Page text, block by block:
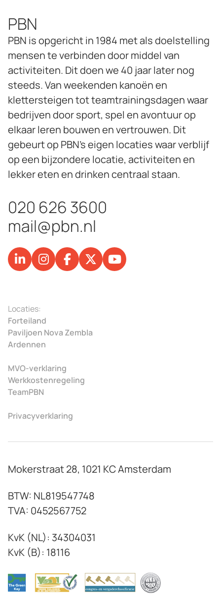
PBN
PBN is opgericht in 1984 met als doelstelling
mensen te verbinden door middel van
activiteiten. Dit doen we 40 jaar later nog
steeds. Van weekenden kanoën en
klettersteigen tot teamtrainingsdagen waar
bedrijven door sport, spel en avontuur op
elkaar leren bouwen en vertrouwen. Dit
gebeurt op PBN’s eigen locaties waar verblijf
op een bijzondere locatie, activiteiten en
lekker eten en drinken centraal staan.
020 626 3600
mail@pbn.nl
Locaties:
Forteiland
Paviljoen Nova Zembla
Ardennen
MVO-verklaring
Werkkostenregeling
TeamPBN
Privacyverklaring
Mokerstraat 28, 1021 KC Amsterdam
BTW: NL819547748
TVA: 0452567752
KvK (NL): 34304031
KvK (B): 18116